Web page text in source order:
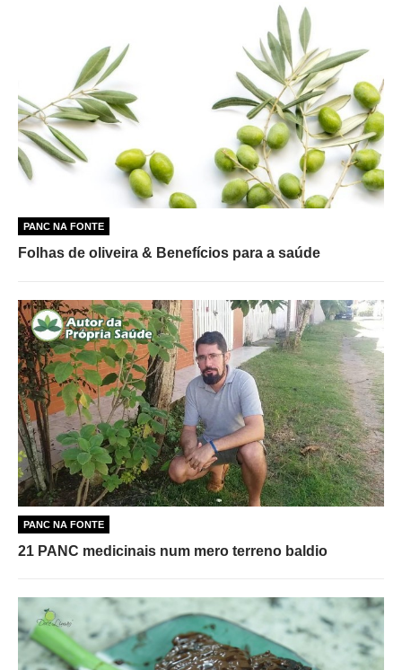
PANC NA FONTE
Folhas de oliveira & Benefícios para a saúde
PANC NA FONTE
21 PANC medicinais num mero terreno baldio